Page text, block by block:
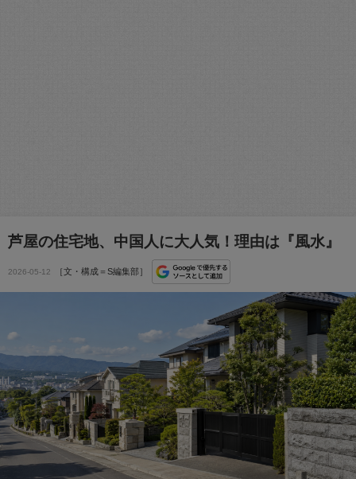
芦屋の住宅地、中国人に大人気！理由は『風水』
2026-05-12 ［文・構成＝S編集部］